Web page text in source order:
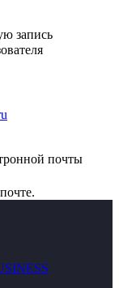
запись
почты